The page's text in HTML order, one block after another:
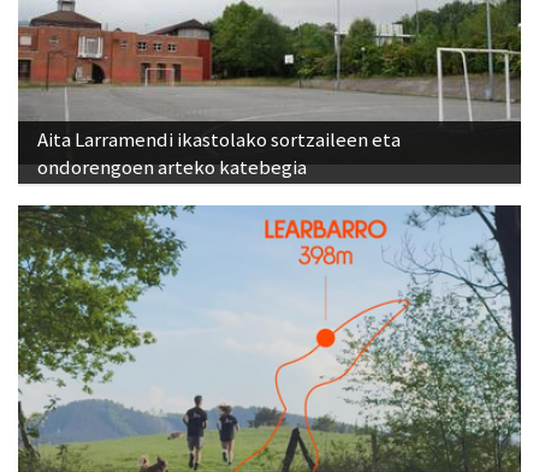
Aita Larramendi ikastolako sortzaileen eta
ondorengoen arteko katebegia